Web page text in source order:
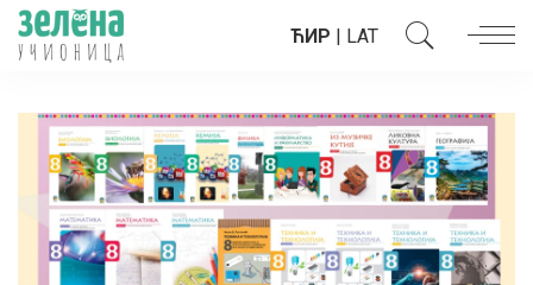
ЋИР | LAT